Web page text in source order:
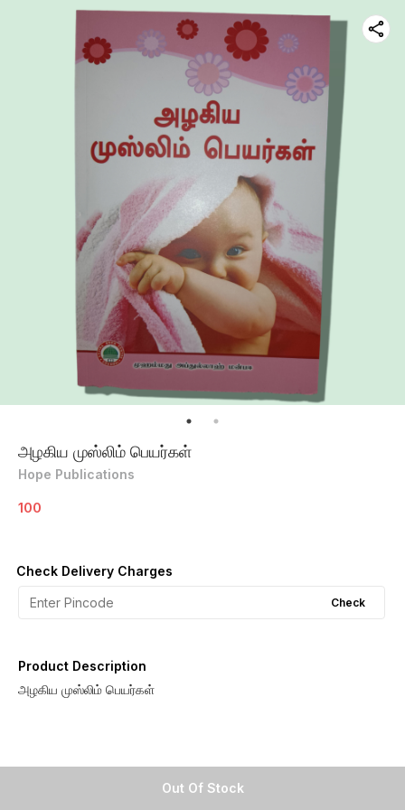
Out Of Stock
அழகிய முஸ்லிம் பெயர்கள்
Hope Publications
100
Check Delivery Charges
Check
Product Description
அழகிய முஸ்லிம் பெயர்கள்